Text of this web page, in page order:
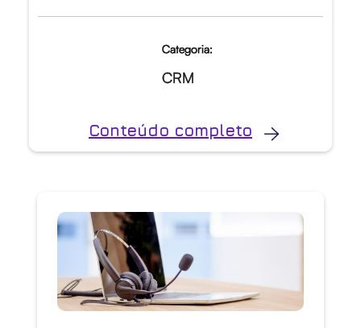
Categoria:
CRM
Conteúdo completo